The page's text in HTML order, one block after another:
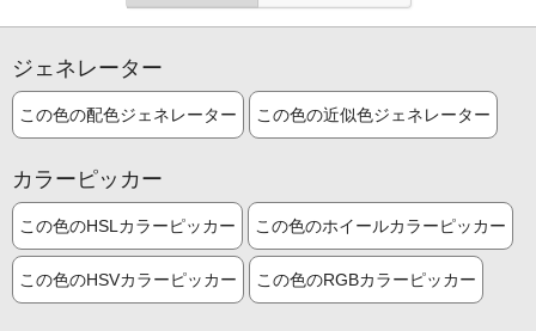
ジェネレーター
この色の配色ジェネレーター この色の近似色ジェネレーター
カラーピッカー
この色のHSLカラーピッカー この色のホイールカラーピッカー
この色のHSVカラーピッカー この色のRGBカラーピッカー